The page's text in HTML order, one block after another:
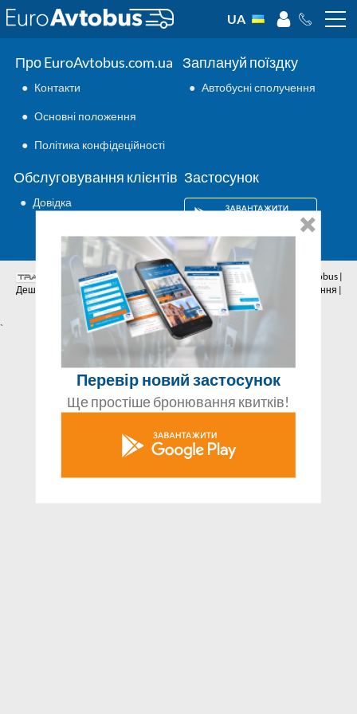
UA
Про EuroAvtobus.com.ua
● Контакти
● Основні положення
● Політика конфідеційності
Заплануй поїздку
● Автобусні сполучення
Обслуговування клієнтів
● Довідка
Застосунок
Аутсорсинг ІТ © 2026 | Всі права захищено | EuroAvtobus |
Дешеві автобусні квитки онлайн | Внутрішні та міжнародні перевезення |
Автобусні сполучення | Подорожі автобусами
`
Перевір новий застосунок
Ще простіше бронювання квитків!